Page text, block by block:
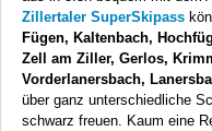
Zillertaler SuperSkipass
Fügen, Kaltenbach,
Zell am Ziller, Gerlos,
Vorderlanersbach,
über ganz unterschiedliche
schwarz freuen. Kaum eine